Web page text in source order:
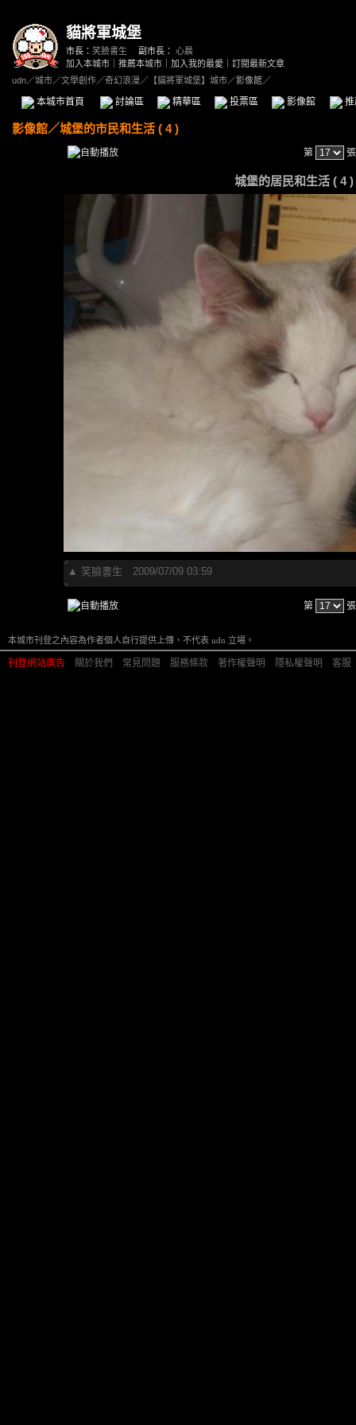
貓將軍城堡
市長： 笑臉書生 副市長： 心晨
加入本城市
推薦本城市 加入我的最愛
訂閱最新文章
udn／城市／文學創作／奇幻浪漫／ 【貓將軍城堡】城市／影像館／
本城市首頁 討論區 精華區 投票區 影像館
影像館／城堡的市民和生活 ( 4 )
第
城堡的居民和生活 ( 4 )
▲ 笑臉書生 2009/07/09 03:59
第
本城市刊登之內容為作者個人自行提供上傳，不代表 udn 立場。
刊登網站廣告 關於我們 常見問題 服務條款 著作權聲明 隱私權聲明 客服